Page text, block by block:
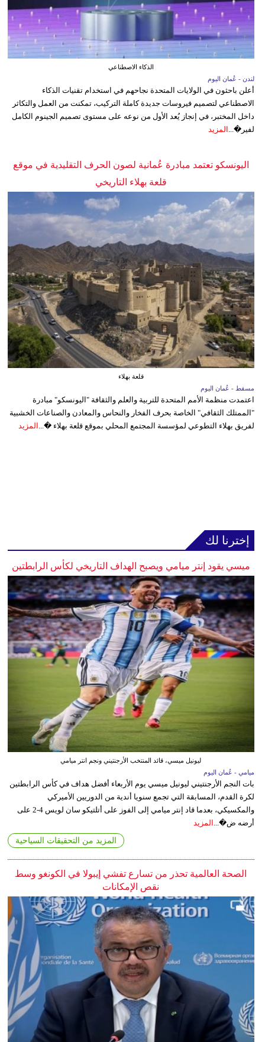
الذكاء الاصطناعي
لندن - عُمان اليوم
أعلن باحثون في الولايات المتحدة نجاحهم في استخدام تقنيات الذكاء
الاصطناعي لتصميم فيروسات جديدة كاملة التركيب، تمكنت من العمل والتكاثر
داخل المختبر، في إنجاز يُعد الأول من نوعه على مستوى تصميم الجينوم الكامل
لفير�... المزيد
اليونسكو تعتمد مبادرة عُمانية لصون الحرف التقليدية في موقع
قلعة بهلاء التاريخي
قلعة بهلاء
مسقط - عُمان اليوم
اعتمدت منظمة الأمم المتحدة للتربية والعلم والثقافة "اليونسكو" مبادرة
"الممتلك الثقافي" الخاصة بحرف الفخار والنحاس والمعادن والصناعات الخشبية
لفريق بهلاء التطوعي لمؤسسة المجتمع المحلي بموقع قلعة بهلاء �... المزيد
إخترنا لك
ميسي يقود إنتر ميامي ويصبح الهداف التاريخي لكأس الرابطتين
ليونيل ميسي، قائد المنتخب الأرجنتيني ونجم انتر ميامي
ميامي - عُمان اليوم
بات النجم الأرجنتيني ليونيل ميسي يوم الأربعاء أفضل هداف في كأس الرابطتين
لكرة القدم، المسابقة التي تجمع سنويا أندية من الدوريين الأميركي
والمكسيكي، بعدما قاد إنتر ميامي إلى الفوز على أتلتيكو سان لويس 4-2 على
أرضه ض�...
المزيد
المزيد من التحقيقات السياحية
الصحة العالمية تحذر من تسارع تفشي إيبولا في الكونغو وسط
نقص الإمكانات